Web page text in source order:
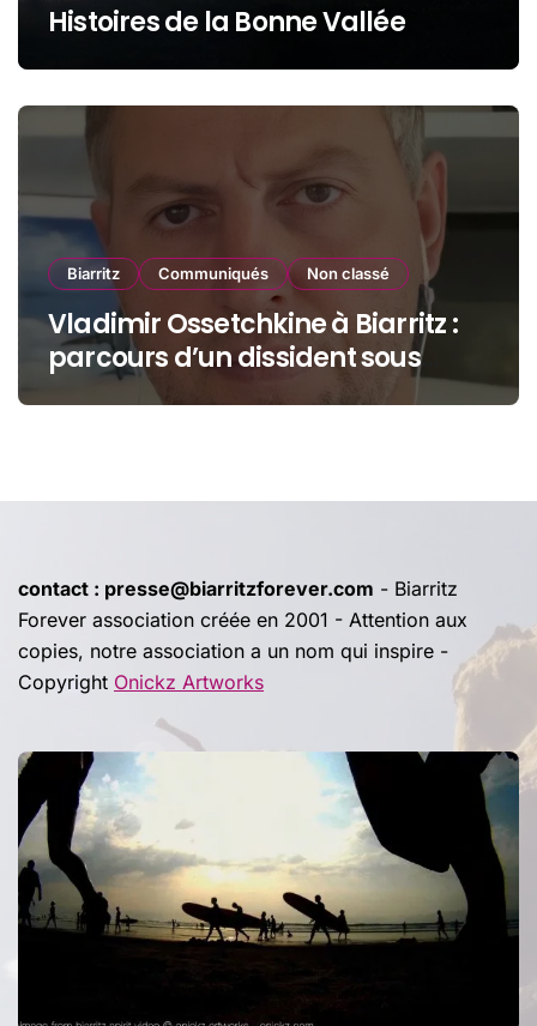
Histoires de la Bonne Vallée
Biarritz Communiqués Non classé
Vladimir Ossetchkine à Biarritz :
parcours d’un dissident sous
protection
contact : presse@biarritzforever.com - Biarritz
Forever association créée en 2001 - Attention aux
copies, notre association a un nom qui inspire -
Copyright Onickz Artworks